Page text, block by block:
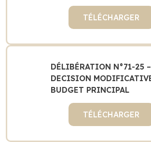
TÉLÉCHARGER
DÉLIBÉRATION N°71-25
DECISION
BUDGET PRINCIPAL
TÉLÉCHARGER